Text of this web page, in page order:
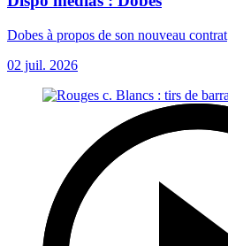
Dobes à propos de son nouveau contrat
02 juil. 2026